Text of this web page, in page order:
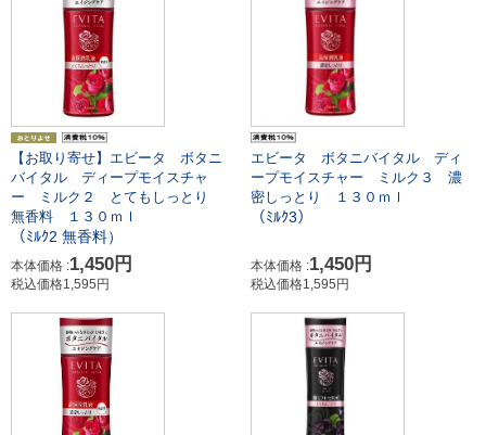
【お取り寄せ】エビータ ボタニ
バイタル ディープモイスチャ
ー ミルク２ とてもしっとり
無香料 １３０ｍｌ
（ﾐﾙｸ2 無香料）
本体価格 :1,450円
税込価格1,595円
エビータ ボタニバイタル ディ
ープモイスチャー ミルク３ 濃
密しっとり １３０ｍｌ
（ﾐﾙｸ3）
本体価格 :1,450円
税込価格1,595円